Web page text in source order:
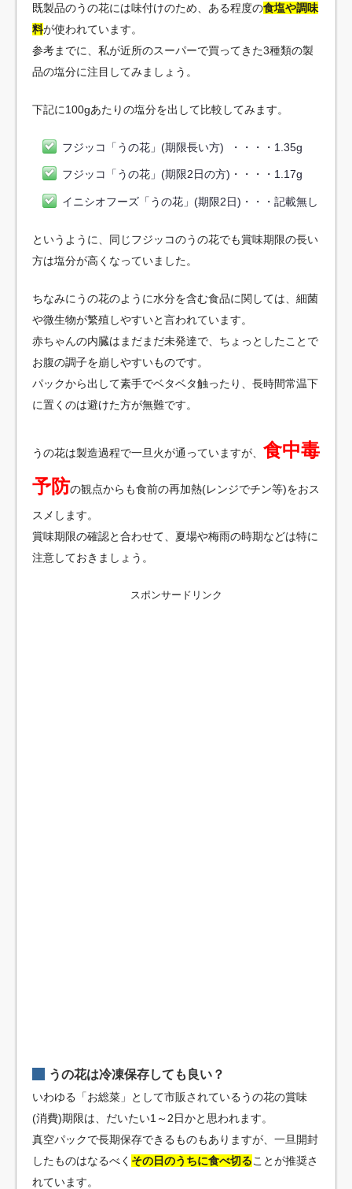
既製品のうの花には味付けのため、ある程度の食塩や調味
料が使われています。
参考までに、私が近所のスーパーで買ってきた3種類の製
品の塩分に注目してみましょう。
下記に100gあたりの塩分を出して比較してみます。
フジッコ「うの花」(期限長い方) ・・・・1.35g
フジッコ「うの花」(期限2日の方)・・・・1.17g
イニシオフーズ「うの花」(期限2日)・・・記載無し
というように、同じフジッコのうの花でも賞味期限の長い
方は塩分が高くなっていました。
ちなみにうの花のように水分を含む食品に関しては、細菌
や微生物が繁殖しやすいと言われています。
赤ちゃんの内臓はまだまだ未発達で、ちょっとしたことで
お腹の調子を崩しやすいものです。
パックから出して素手でベタベタ触ったり、長時間常温下
に置くのは避けた方が無難です。
うの花は製造過程で一旦火が通っていますが、 食中毒
予防の観点からも食前の再加熱(レンジでチン等)をおス
スメします。
賞味期限の確認と合わせて、夏場や梅雨の時期などは特に
注意しておきましょう。
スポンサードリンク
うの花は冷凍保存しても良い？
いわゆる「お総菜」として市販されているうの花の賞味
(消費)期限は、だいたい1～2日かと思われます。
真空パックで長期保存できるものもありますが、一旦開封
したものはなるべく その日のうちに食べ切ることが推奨さ
れています。